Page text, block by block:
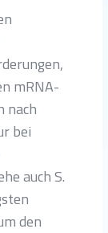
mRNA-
nach
bei
auch S.
den